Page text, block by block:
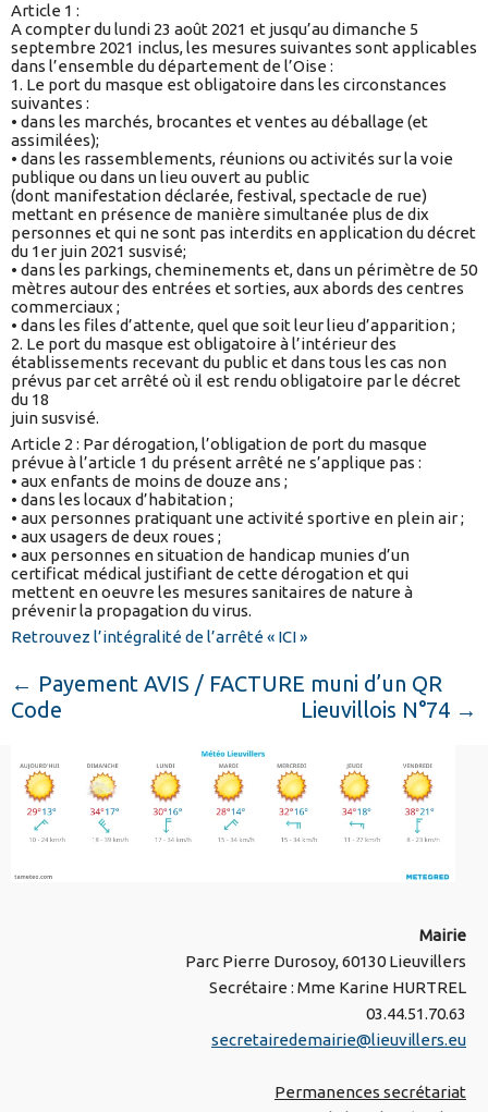
Article 1 :
A compter du lundi 23 août 2021 et jusqu’au dimanche 5
septembre 2021 inclus, les mesures suivantes sont applicables
dans l’ensemble du département de l’Oise :
1. Le port du masque est obligatoire dans les circonstances
suivantes :
• dans les marchés, brocantes et ventes au déballage (et
assimilées);
• dans les rassemblements, réunions ou activités sur la voie
publique ou dans un lieu ouvert au public
(dont manifestation déclarée, festival, spectacle de rue)
mettant en présence de manière simultanée plus de dix
personnes et qui ne sont pas interdits en application du décret
du 1er juin 2021 susvisé;
• dans les parkings, cheminements et, dans un périmètre de 50
mètres autour des entrées et sorties, aux abords des centres
commerciaux ;
• dans les files d’attente, quel que soit leur lieu d’apparition ;
2. Le port du masque est obligatoire à l’intérieur des
établissements recevant du public et dans tous les cas non
prévus par cet arrêté où il est rendu obligatoire par le décret
du 18
juin susvisé.
Article 2 : Par dérogation, l’obligation de port du masque
prévue à l’article 1 du présent arrêté ne s’applique pas :
• aux enfants de moins de douze ans ;
• dans les locaux d’habitation ;
• aux personnes pratiquant une activité sportive en plein air ;
• aux usagers de deux roues ;
• aux personnes en situation de handicap munies d’un
certificat médical justifiant de cette dérogation et qui
mettent en oeuvre les mesures sanitaires de nature à
prévenir la propagation du virus.
Retrouvez l’intégralité de l’arrêté « ICI »
← Payement AVIS / FACTURE muni d’un QR
Code
Lieuvillois N°74 →
Mairie
Parc Pierre Durosoy, 60130 Lieuvillers
Secrétaire : Mme Karine HURTREL
03.44.51.70.63
secretairedemairie@lieuvillers.eu
Permanences secrétariat